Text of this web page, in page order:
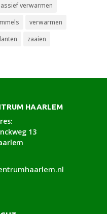
verwarmen
verwarmen
zaaien
HAARLEM
13